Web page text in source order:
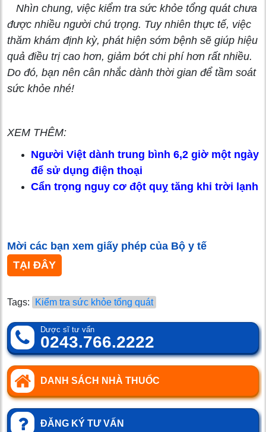
Nhìn chung, việc kiểm tra sức khỏe tổng quát chưa
được nhiều người chú trọng. Tuy nhiên thực tế, việc
thăm khám định kỳ, phát hiện sớm bệnh sẽ giúp hiệu
quả điều trị cao hơn, giảm bớt chi phí hơn rất nhiều.
Do đó, bạn nên cân nhắc dành thời gian để tầm soát
sức khỏe nhé!
XEM THÊM:
Người Việt dành trung bình 6,2 giờ một ngày
để sử dụng điện thoại
Cẩn trọng nguy cơ đột quỵ tăng khi trời lạnh
Mời các bạn xem giấy phép của Bộ y tế
TẠI ĐÂY
Tags: Kiểm tra sức khỏe tổng quát
Dược sĩ tư vấn
0243.766.2222
DANH SÁCH NHÀ THUỐC
ĐĂNG KÝ TƯ VẤN